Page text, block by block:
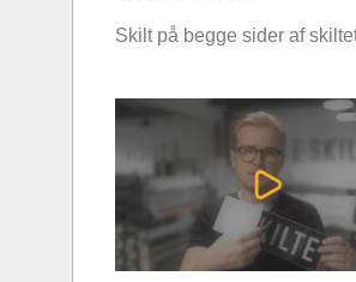
Skilt på begge sider af